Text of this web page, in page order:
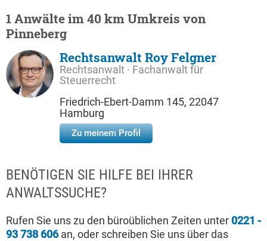
1 Anwälte im 40 km Umkreis von
Pinneberg
Rechtsanwalt Roy Felgner
Rechtsanwalt · Fachanwalt für
Steuerrecht
Friedrich-Ebert-Damm 145, 22047
Hamburg
Zu meinem Profil
BENÖTIGEN SIE HILFE BEI IHRER
ANWALTSSUCHE?
Rufen Sie uns zu den büroüblichen Zeiten unter 0221 -
93 738 606an, oder schreiben Sie uns über das